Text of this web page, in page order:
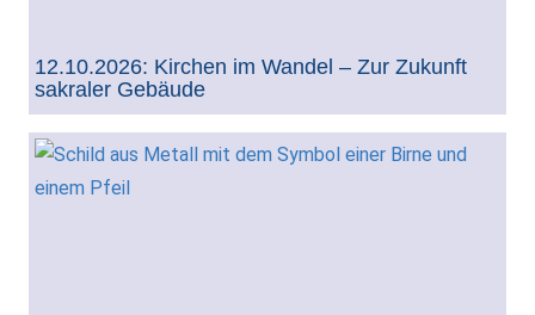
12.10.2026: Kirchen im Wandel – Zur Zukunft
sakraler Gebäude